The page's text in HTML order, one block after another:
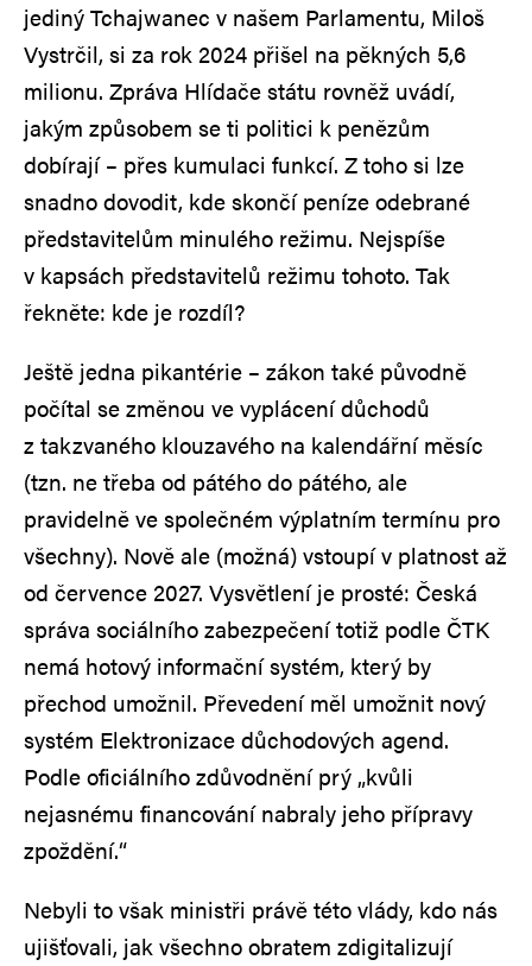
jediný Tchajwanec v našem Parlamentu, Miloš
Vystrčil, si za rok 2024 přišel na pěkných 5,6
milionu. Zpráva Hlídače státu rovněž uvádí,
jakým způsobem se ti politici k penězům
dobírají – přes kumulaci funkcí. Z toho si lze
snadno dovodit, kde skončí peníze odebrané
představitelům minulého režimu. Nejspíše
v kapsách představitelů režimu tohoto. Tak
řekněte: kde je rozdíl?
Ještě jedna pikantérie – zákon také původně
počítal se změnou ve vyplácení důchodů
z takzvaného klouzavého na kalendářní měsíc
(tzn. ne třeba od pátého do pátého, ale
pravidelně ve společném výplatním termínu pro
všechny). Nově ale (možná) vstoupí v platnost až
od července 2027. Vysvětlení je prosté: Česká
správa sociálního zabezpečení totiž podle ČTK
nemá hotový informační systém, který by
přechod umožnil. Převedení měl umožnit nový
systém Elektronizace důchodových agend.
Podle oficiálního zdůvodnění prý „kvůli
nejasnému financování nabraly jeho přípravy
zpoždění.“
Nebyli to však ministři právě této vlády, kdo nás
ujišťovali, jak všechno obratem zdigitalizují